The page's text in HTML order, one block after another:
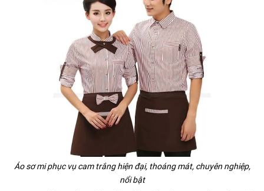
Áo sơ mi phục vụ cam trắng hiện đại, thoáng mát, chuyên nghiệp,
nổi bật